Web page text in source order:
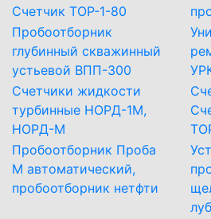
Счетчик ТОР-1-80
Пробоотборник
глубинный скважинный
устьевой ВПП-300
Счетчики жидкости
турбинные НОРД-1М,
НОРД-М
Пробоотборник Проба
М автоматический,
пробоотборник нетфти